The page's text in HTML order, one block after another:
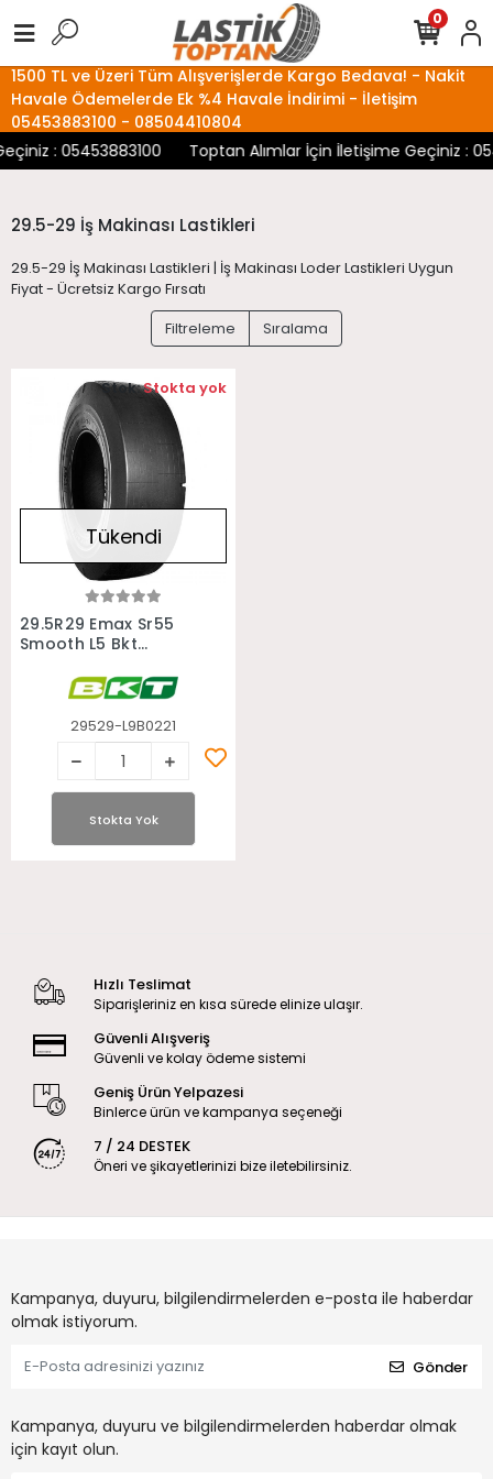
1500 TL ve Üzeri Tüm Alışverişlerde Kargo Bedava! - Nakit
Havale Ödemelerde Ek %4 Havale İndirimi - İletişim
05453883100 - 08504410804
: 05453883100
Toptan Alımlar İçin İletişime Geçiniz :
0
29.5-29 İş Makinası Lastikleri
29.5-29 İş Makinası Lastikleri | İş Makinası Loder Lastikleri Uygun
Fiyat - Ücretsiz Kargo Fırsatı
Filtreleme
Sıralama
Stokta Yok
Tükendi
29.5R29 Emax Sr55
Smooth L5 Bkt
Loder Lastiği
29529-L9B0221
Stok:Stokta yok
Stokta Yok
Hızlı Teslimat
Siparişleriniz en kısa sürede elinize ulaşır.
Güvenli Alışveriş
Güvenli ve kolay ödeme sistemi
Geniş Ürün Yelpazesi
Binlerce ürün ve kampanya seçeneği
7 / 24 DESTEK
Öneri ve şikayetlerinizi bize iletebilirsiniz.
Kampanya, duyuru, bilgilendirmelerden e-posta ile haberdar
olmak istiyorum.
Gönder
Kampanya, duyuru ve bilgilendirmelerden haberdar olmak
için kayıt olun.